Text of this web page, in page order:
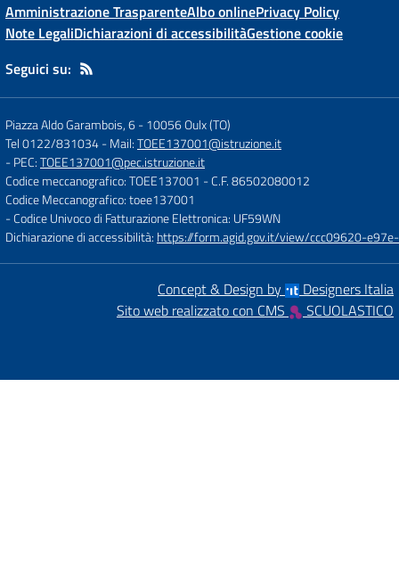
Amministrazione TrasparenteAlbo onlinePrivacy Policy
Note LegaliDichiarazioni di accessibilitàGestione cookie
Seguici su:
Piazza Aldo Garambois, 6-10056 Oulx (TO)
Tel 0122/831034- Mail:TOEE137001@istruzione.it
- PEC:TOEE137001@pec.istruzione.it
Codice meccanografico: TOEE137001 - C.F. 86502080012
Codice Meccanografico: toee137001
- Codice Univoco di Fatturazione Elettronica: UF59WN
Dichiarazione di accessibilità: https://form.agid.gov.it/view/ccc09620-
Concept & Design by
Designers Italia
Sito web realizzato con CMS
SCUOLASTICO